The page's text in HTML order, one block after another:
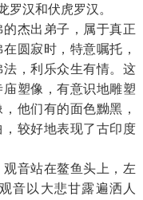
罗汉和伏虎罗汉。
杰出弟子，属于真正
圆寂时，特意嘱托，
，利乐众生有情。这
塑像，有意识地雕塑
他们有的面色黝黑，
较好地表现了古印度
音站在鳌鱼头上，左
音以大悲甘露遍洒人